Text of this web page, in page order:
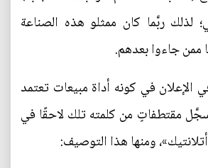
لذلك ربَّما كان ممثلو هذه الصناعة
ممن جاءوا بعدهم.
في كونه أداة مبيعات تعتمد
مقتطفاتٍ من كلمته تلك لاحقًا في
ومنها هذا التوصيف: